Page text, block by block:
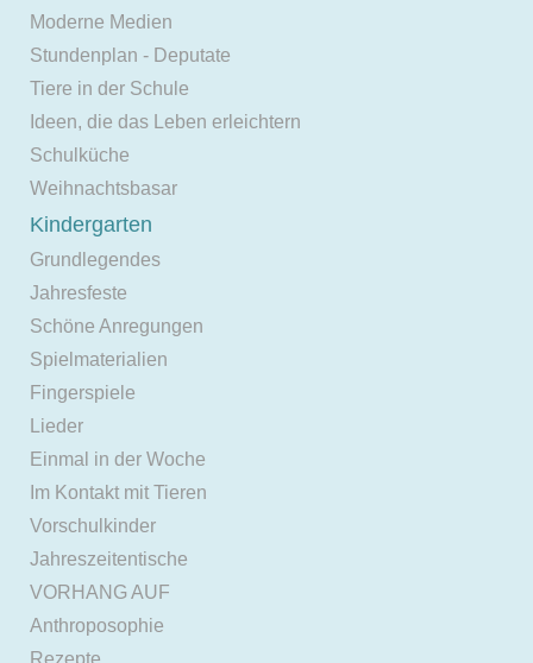
Moderne Medien
Stundenplan - Deputate
Tiere in der Schule
Ideen, die das Leben erleichtern
Schulküche
Weihnachtsbasar
Kindergarten
Grundlegendes
Jahresfeste
Schöne Anregungen
Spielmaterialien
Fingerspiele
Lieder
Einmal in der Woche
Im Kontakt mit Tieren
Vorschulkinder
Jahreszeitentische
VORHANG AUF
Anthroposophie
Rezepte